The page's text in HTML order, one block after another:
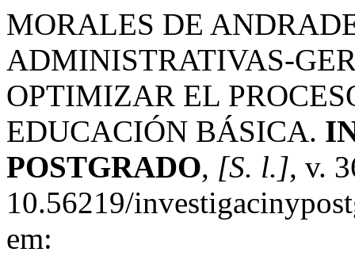
MORALES DE
ADMINISTRATIVAS-
OPTIMIZAR EL
EDUCACIÓN BÁSICA.
POSTGRADO, [S. l.], v.
10.56219/
em: